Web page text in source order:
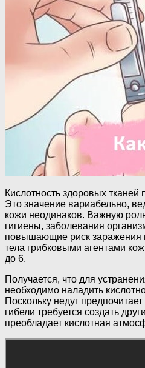
Кислотность здоровых тканей
Это значение вариабельно,
кожи неодинаков. Важную
гигиены, заболевания
повышающие риск заражения
тела грибковыми агентами
до 6.
Получается, что для
необходимо наладить
Поскольку недуг
гибели требуется создать
преобладает кислотная